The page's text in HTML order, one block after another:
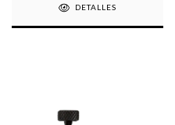
DETALLES